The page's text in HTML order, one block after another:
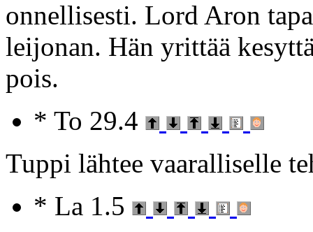
onnellisesti. Lord Aron
leijonan. Hän yrittää
pois.
* To 29.4
Tuppi lähtee vaaralliselle
* La 1.5